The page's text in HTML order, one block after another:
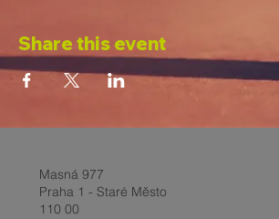
Share this event
Masná 977
Praha 1 - Staré Město
110 00